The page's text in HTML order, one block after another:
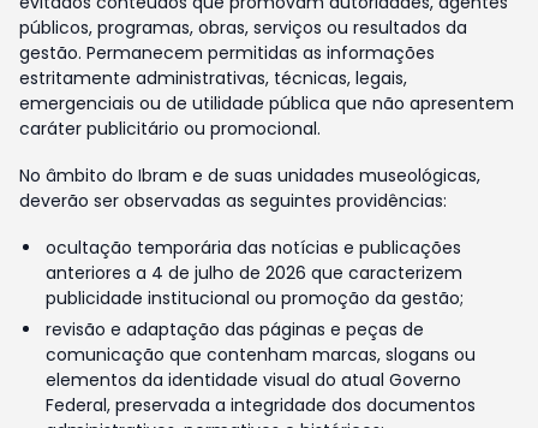
públicos, programas, obras, serviços ou resultados da
gestão. Permanecem permitidas as informações
estritamente administrativas, técnicas, legais,
emergenciais ou de utilidade pública que não apresentem
caráter publicitário ou promocional.
No âmbito do Ibram e de suas unidades museológicas,
deverão ser observadas as seguintes providências:
ocultação temporária das notícias e publicações
anteriores a 4 de julho de 2026 que caracterizem
publicidade institucional ou promoção da gestão;
revisão e adaptação das páginas e peças de
comunicação que contenham marcas, slogans ou
elementos da identidade visual do atual Governo
Federal, preservada a integridade dos documentos